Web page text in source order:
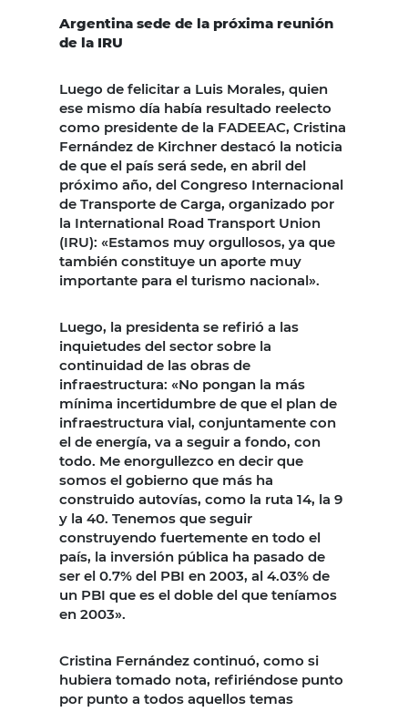
Argentina sede de la próxima reunión
de la IRU
Luego de felicitar a Luis Morales, quien
ese mismo día había resultado reelecto
como presidente de la FADEEAC, Cristina
Fernández de Kirchner destacó la noticia
de que el país será sede, en abril del
próximo año, del Congreso Internacional
de Transporte de Carga, organizado por
la International Road Transport Union
(IRU): «Estamos muy orgullosos, ya que
también constituye un aporte muy
importante para el turismo nacional».
Luego, la presidenta se refirió a las
inquietudes del sector sobre la
continuidad de las obras de
infraestructura: «No pongan la más
mínima incertidumbre de que el plan de
infraestructura vial, conjuntamente con
el de energía, va a seguir a fondo, con
todo. Me enorgullezco en decir que
somos el gobierno que más ha
construido autovías, como la ruta 14, la 9
y la 40. Tenemos que seguir
construyendo fuertemente en todo el
país, la inversión pública ha pasado de
ser el 0.7% del PBI en 2003, al 4.03% de
un PBI que es el doble del que teníamos
en 2003».
Cristina Fernández continuó, como si
hubiera tomado nota, refiriéndose punto
por punto a todos aquellos temas